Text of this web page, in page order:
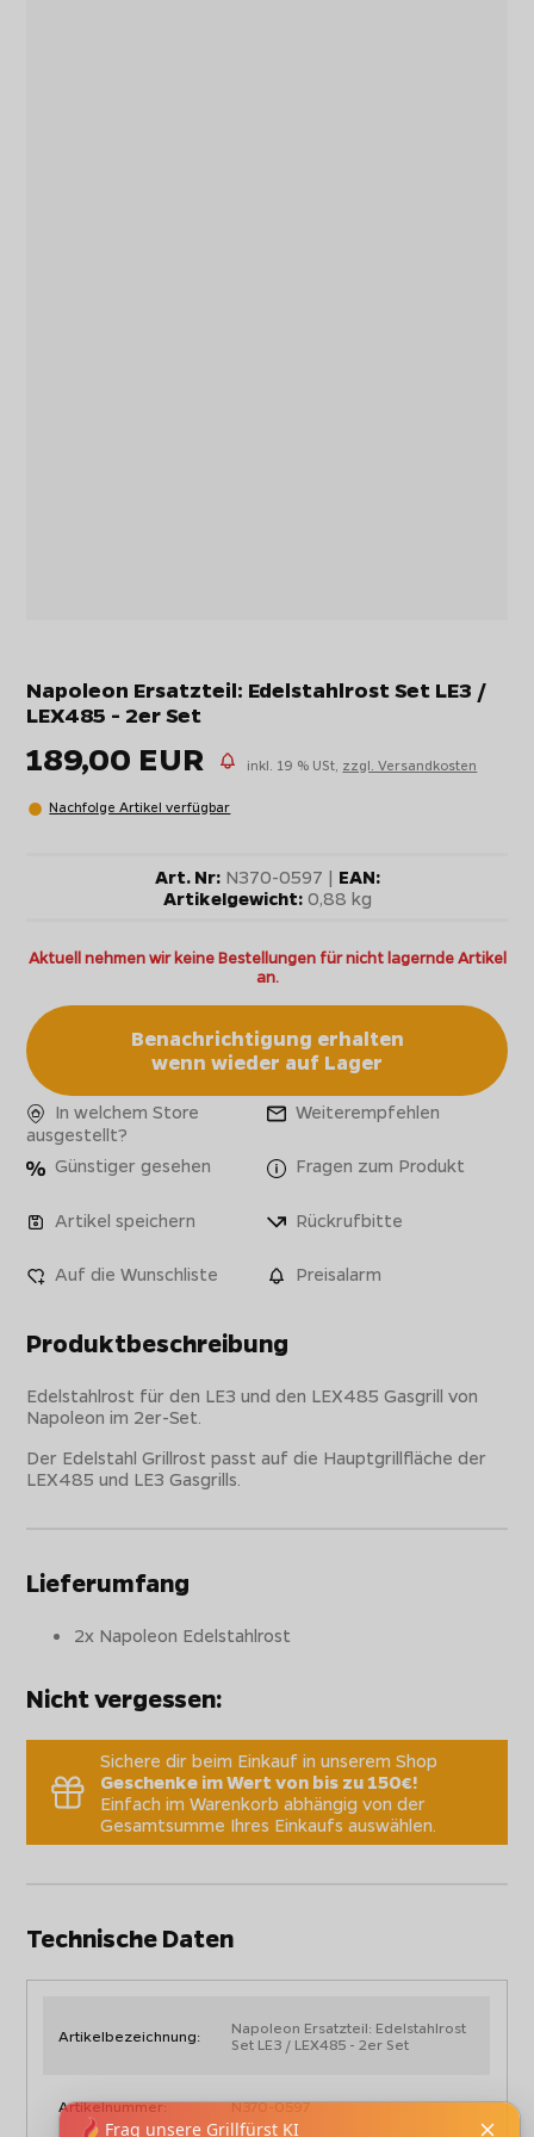
Napoleon Ersatzteil: Edelstahlrost Set LE3 /
LEX485 - 2er Set
189,00 EUR inkl. 19 % USt, zzgl. Versandkosten
Nachfolge Artikel verfügbar
Art. Nr:N370-0597 | EAN:
Artikelgewicht:0,88 kg
Aktuell nehmen wir keine Bestellungen für nicht lagernde Artikel
an.
Benachrichtigung erhalten
wenn wieder auf Lager
In welchem Store
ausgestellt?
Weiterempfehlen
Günstiger gesehen Fragen zum Produkt
Artikel speichern Rückrufbitte
Auf die Wunschliste Preisalarm
Produktbeschreibung
Edelstahlrost für den LE3 und den LEX485 Gasgrill von
Napoleon im 2er-Set.
Der Edelstahl Grillrost passt auf die Hauptgrillfläche der
LEX485 und LE3 Gasgrills.
Lieferumfang
2x Napoleon Edelstahlrost
Nicht vergessen:
Sichere dir beim Einkauf in unserem Shop
Geschenke im Wert von bis zu 150€!
Einfach im Warenkorb abhängig von der
Gesamtsumme Ihres Einkaufs auswählen.
Technische Daten
Artikelbezeichnung:
Napoleon Ersatzteil: Edelstahlrost
Set LE3 / LEX485 - 2er Set
Artikelnummer: N370-0597